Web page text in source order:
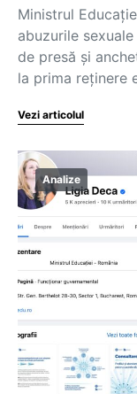
Ministrul
abuzurile
de presă și
la prima reținere
Vezi articolul
Analize